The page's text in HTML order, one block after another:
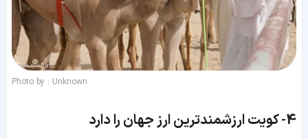
Photo by : Unknown
4- کویت ارزشمندترین ارز جهان را دارد